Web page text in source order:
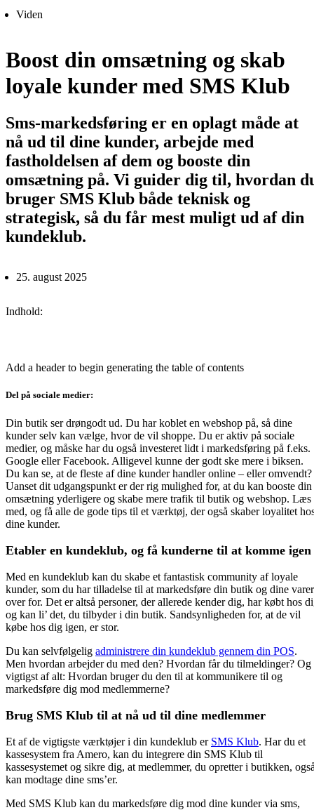
Viden
Boost din omsætning og skab
loyale kunder med SMS Klub
Sms-markedsføring er en oplagt måde at
nå ud til dine kunder, arbejde med
fastholdelsen af dem og booste din
omsætning på. Vi guider dig til, hvordan
bruger SMS Klub både teknisk og
strategisk, så du får mest muligt ud af din
kundeklub.
25. august 2025
Indhold:
Add a header to begin generating the table of contents
Del på sociale medier:
Din butik ser drøngodt ud. Du har koblet en webshop på, så dine
kunder selv kan vælge, hvor de vil shoppe. Du er aktiv på sociale
medier, og måske har du også investeret lidt i markedsføring på f.eks.
Google eller Facebook. Alligevel kunne der godt ske mere i biksen.
Du kan se, at de fleste af dine kunder handler online – eller omvendt?
Uanset dit udgangspunkt er der rig mulighed for, at du kan booste din
omsætning yderligere og skabe mere trafik til butik og webshop. Læs
med, og få alle de gode tips til et værktøj, der også skaber loyalitet
dine kunder.
Etabler en kundeklub, og få kunderne til at komme igen
Med en kundeklub kan du skabe et fantastisk community af loyale
kunder, som du har tilladelse til at markedsføre din butik og dine varer
over for. Det er altså personer, der allerede kender dig, har købt hos
og kan li’ det, du tilbyder i din butik. Sandsynligheden for, at de vil
købe hos dig igen, er stor.
Du kan selvfølgelig administrere din kundeklub gennem din POS.
Men hvordan arbejder du med den? Hvordan får du tilmeldinger? Og
vigtigst af alt: Hvordan bruger du den til at kommunikere til og
markedsføre dig mod medlemmerne?
Brug SMS Klub til at nå ud til dine medlemmer
Et af de vigtigste værktøjer i din kundeklub er SMS Klub. Har du et
kassesystem fra Amero, kan du integrere din SMS Klub til
kassesystemet og sikre dig, at medlemmer, du opretter i butikken,
kan modtage dine sms’er.
Med SMS Klub kan du markedsføre dig mod dine kunder via sms,